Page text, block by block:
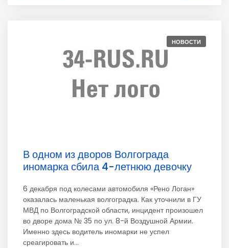
НОВОСТИ
В одном из дворов Волгограда
иномарка сбила 4-летнюю девочку
6 декабря под колесами автомобиля «Рено Логан»
оказалась маленькая волгоградка. Как уточнили в ГУ
МВД по Волгоградской области, инцидент произошел
во дворе дома № 35 по ул. 8-й Воздушной Армии.
Именно здесь водитель иномарки не успел
среагировать и...